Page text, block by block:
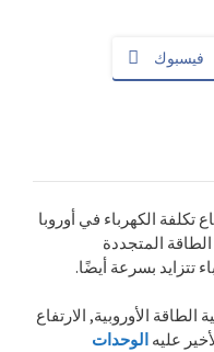
فيسبوك
تكلفة الكهرباء في أوروبا
المتجددة
تتزايد بسرعة أيضًا.
الأوروبية, الارتفاع
عليه الوحدات